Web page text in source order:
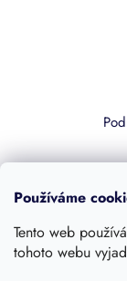
Používáme
Tento web
tohoto webu